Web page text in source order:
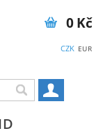
CZK EUR
0 Kč